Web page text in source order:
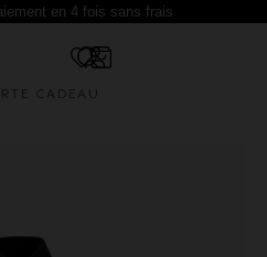
en 4 fois sans frais
CADEAU